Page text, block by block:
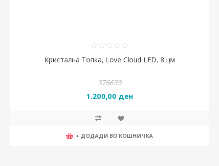
Кристална Топка, Love Cloud LED, 8 цм
376639
1.200,00 ден
+ ДОДАДИ ВО КОШНИЧКА